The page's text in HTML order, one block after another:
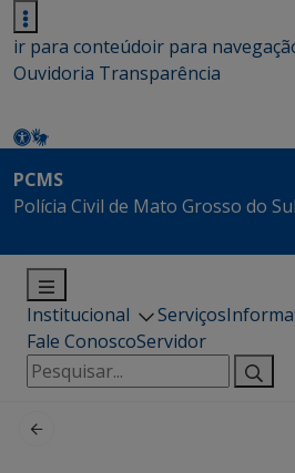
ir para conteúdoir para
Ouvidoria Transparência
PCMS
Polícia Civil de Mato Grosso do Sul
Institucional Serviços
Fale ConoscoServidor
Pesquisar
por: